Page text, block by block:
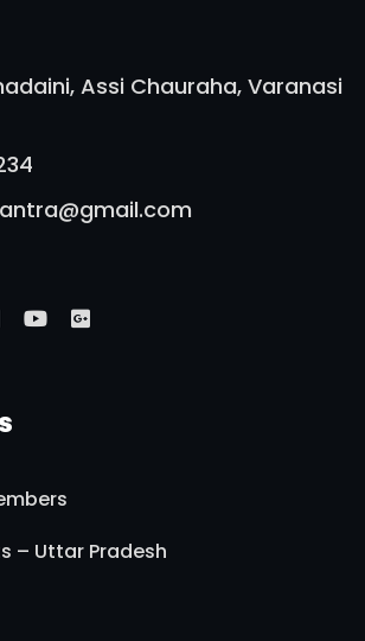
Assi Chauraha, Varanasi
– Uttar Pradesh